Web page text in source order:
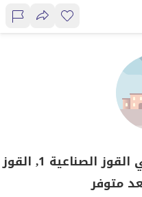
نعتذر, هذا مستودع للايجار في القوز الصناعية 1, القوز
متوفر